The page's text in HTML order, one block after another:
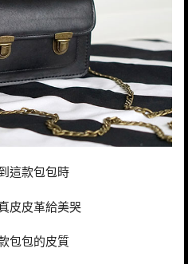
這款包包時
皮皮革給美哭
包包的皮質